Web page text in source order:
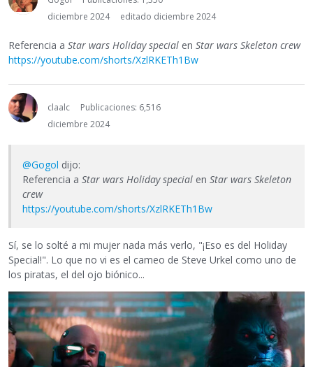
diciembre 2024
editado diciembre 2024
Referencia a Star wars Holiday special en Star wars Skeleton crew
https://youtube.com/shorts/XzlRKETh1Bw
claalc
Publicaciones: 6,516
diciembre 2024
@Gogol dijo:
Referencia a Star wars Holiday special en Star wars Skeleton
crew
https://youtube.com/shorts/XzlRKETh1Bw
Sí, se lo solté a mi mujer nada más verlo, "¡Eso es del Holiday
Special!". Lo que no vi es el cameo de Steve Urkel como uno de
los piratas, el del ojo biónico...